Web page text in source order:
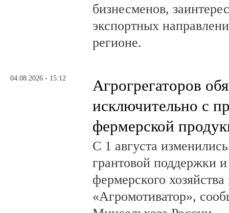
бизнесменов,
экспортных
регионе.
04.08.2026 - 15:12
Агрогрегаторов
исключительно с
фермерской
С 1 августа
грантовой поддержки
фермерского хозяйства
«Агромотиватор»,